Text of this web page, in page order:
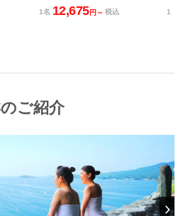
1名 12,675円～ 税込 1名
ご紹介